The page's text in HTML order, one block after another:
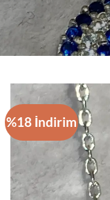
%18 İndirim